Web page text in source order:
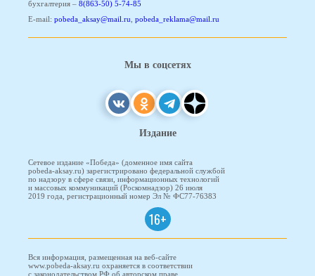
бухгалтерия – 8(863-50) 5-74-85
E-mail: pobeda_aksay@mail.ru pobeda_reklama@mail.ru
Мы в соцсетях
Издание
Сетевое издание «Победа» (доменное имя сайта
pobeda-aksay.ru) зарегистрировано федеральной службой
по надзору в сфере связи, информационных технологий
и массовых коммуникаций (Роскомнадзор) 26 июля
2019 года, регистрационный номер Эл № ФС77-76383
16+
Вся информация, размещенная на веб-сайте
www.pobeda-aksay.ru охраняется в соответствии
с законодательством РФ об авторском праве.